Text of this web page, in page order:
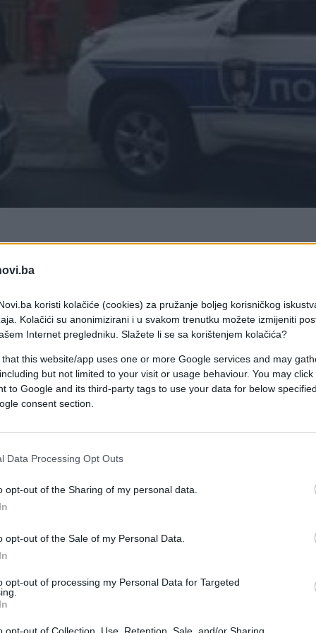
koristi kolačiće (cookies) za pružanje boljeg korisničkog
Kolačići su anonimizirani i u svakom trenutku možete izmijeniti
Internet pregledniku. Slažete li se sa korištenjem kolačića?
that this website/app uses one or more Google services and may
but not limited to your visit or usage behaviour. You may
to Google and its third-party tags to use your data for below
consent section.
Data Processing Opt Outs
opt-out of the Sharing of my personal data.
opt-out of the Sale of my Personal Data.
opt-out of processing my Personal Data for Targeted
u stanu u stambenoj zgradi u ulici Slavka
drame u ovom rakovičkom naselju.
interventnih džipova, veliki broj policijskih
i SAJ-a (Specijalna antiteroristička jedinica).
razgovarati sa zabarikadiranim muškarcem,
upućen na izdržavanje zatvorske kazne,
u ulici Slavka Rodića u Rakovici, a kako
se nalazi u zgradi, ima pištolj, a
da ima talaca.
pregovarački tim.